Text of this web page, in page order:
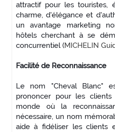
attractif pour les touristes,
charme, d'élégance et
un avantage marketing
hôtels cherchant à se
concurrentiel(MICHELIN
Facilité de Reconnaissance
Le nom "Cheval Blanc"
prononcer pour les clients
monde où la
nécessaire, un nom
aide à fidéliser les clients